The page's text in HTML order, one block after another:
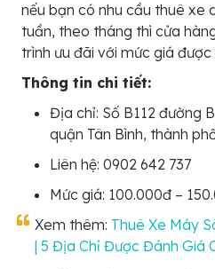
nếu bạn có nhu cầu thuê xe
tuần, theo tháng thì cửa
trình ưu đãi với mức giá
Thông tin chi tiết:
Địa chỉ: Số B112 đường
quận Tân Bình, thành
Liên hệ: 0902 642 737
Mức giá: 100.000đ –
Xem thêm: Thuê Xe Máy
| 5 Địa Chỉ Được Đánh Giá